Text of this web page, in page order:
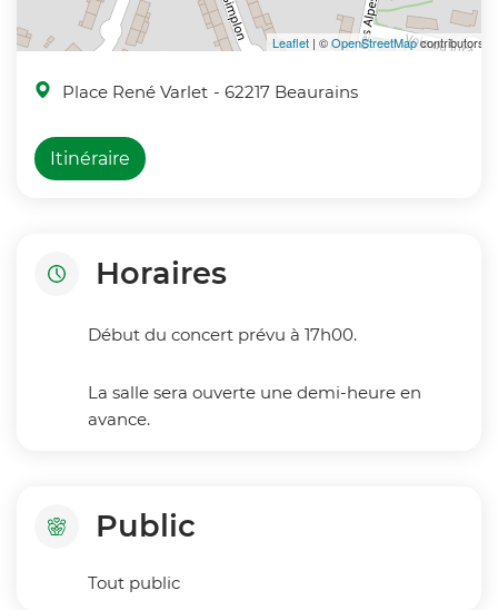
Leaflet | ©OpenStreetMapcontributors
Place René Varlet - 62217 Beaurains
Itinéraire
Horaires
Début du concert prévu à 17h00.
La salle sera ouverte une demi-heure en
avance.
Public
Tout public